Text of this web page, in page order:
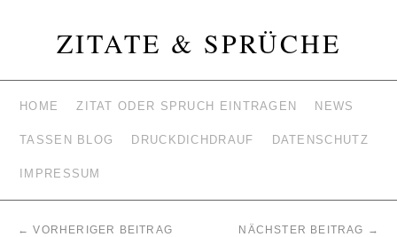
ZITATE & SPRÜCHE
HOME ZITAT ODER SPRUCH EINTRAGEN NEWS
TASSEN BLOG DRUCKDICHDRAUF DATENSCHUTZ
IMPRESSUM
← VORHERIGER BEITRAG NÄCHSTER BEITRAG →